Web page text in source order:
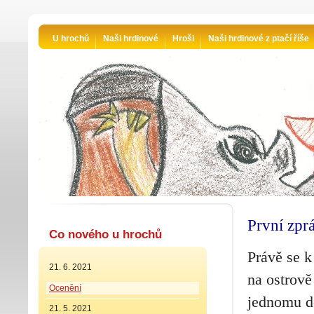
První
Právě se
na
jednomu
Co nového u hrochů
21. 6. 2021
Ocenění
21. 5. 2021
U hrochů Naši hrdinové Hroši Naši hrdinové z ptačí říše